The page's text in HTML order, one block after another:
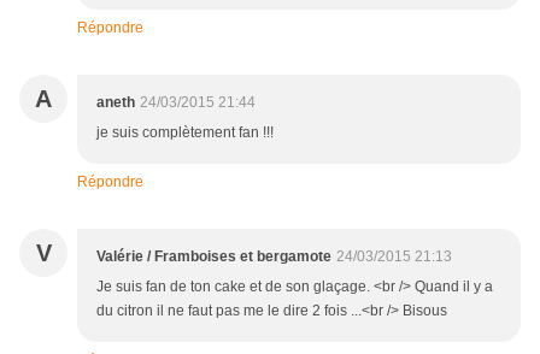
Répondre
A aneth 24/03/2015 21:44
je suis complètement fan !!!
Répondre
V Valérie / Framboises et bergamote 24/03/2015 21:13
Je suis fan de ton cake et de son glaçage. <br /> Quand il y a
du citron il ne faut pas me le dire 2 fois ...<br /> Bisous